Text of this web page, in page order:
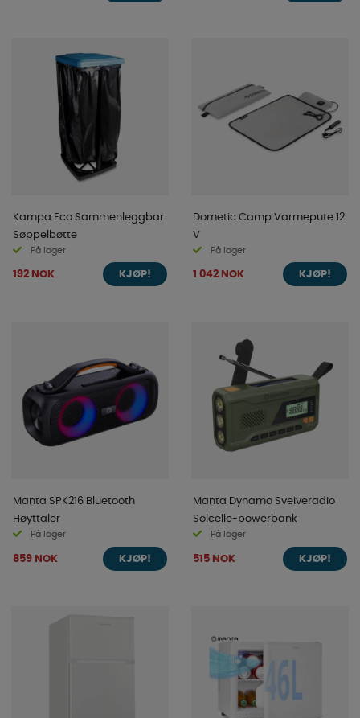
Kampa Eco Sammenleggbar
Søppelbøtte
På lager
192 NOK KJØP!
Dometic Camp Varmepute 12
V
På lager
1 042 NOK KJØP!
Manta SPK216 Bluetooth
Høyttaler
På lager
859 NOK KJØP!
Manta Dynamo Sveiveradio
Solcelle-powerbank
På lager
515 NOK KJØP!